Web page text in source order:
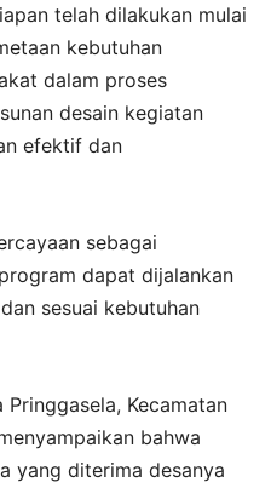
telah dilakukan mulai
kebutuhan
dalam proses
desain kegiatan
efektif dan
sebagai
dapat dijalankan
sesuai kebutuhan
Pringgasela, Kecamatan
bahwa
yang diterima desanya